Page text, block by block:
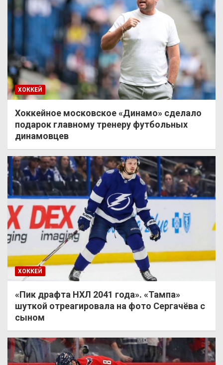
ХОККЕЙ
Хоккейное московское «Динамо» сделало
подарок главному тренеру футбольных
динамовцев
ХОККЕЙ
«Пик драфта НХЛ 2041 года». «Тампа»
шуткой отреагировала на фото Сергачёва с
сыном